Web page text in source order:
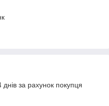
за рахунок покупця